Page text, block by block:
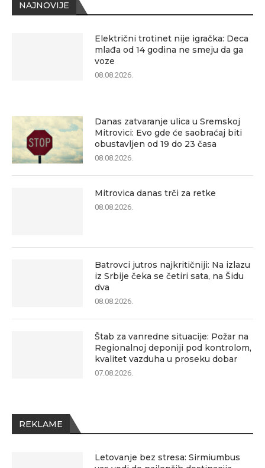
NAJNOVIJE
Električni trotinet nije igračka: Deca
mlađa od 14 godina ne smeju da ga
voze
08.08.2026.
Danas zatvaranje ulica u Sremskoj
Mitrovici: Evo gde će saobraćaj biti
obustavljen od 19 do 23 časa
08.08.2026.
Mitrovica danas trči za retke
08.08.2026.
Batrovci jutros najkritičniji: Na izlazu
iz Srbije čeka se četiri sata, na Šidu
dva
08.08.2026.
Štab za vanredne situacije: Požar na
Regionalnoj deponiji pod kontrolom,
kvalitet vazduha u proseku dobar
07.08.2026.
REKLAME
Letovanje bez stresa: Sirmiumbus